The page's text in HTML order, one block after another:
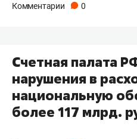
Комментарии 0
Счетная палата
нарушения в
национальную
более 117 млрд.